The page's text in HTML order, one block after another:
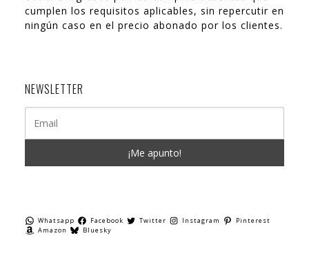
cumplen los requisitos aplicables, sin repercutir en
ningún caso en el precio abonado por los clientes.
NEWSLETTER
Whatsapp Facebook Twitter Instagram
Pinterest
Amazon
Bluesky